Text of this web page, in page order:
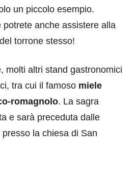
un piccolo esempio.
potrete anche assistere alla
torrone stesso!
molti altri stand gastronomici
tra cui il famoso miele
romagnolo. La sagra
e sarà preceduta dalle
la chiesa di San